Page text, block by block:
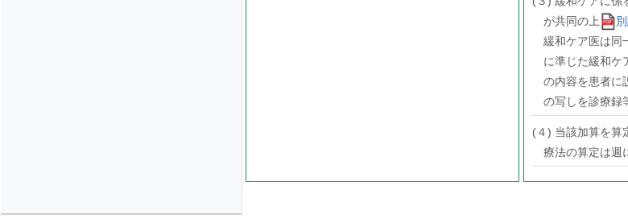
が共同の上
緩和ケア医は同
に準じた緩和ケ
の内容を患者に
の写しを診療録
(４) 当該加算を算
療法の算定は週